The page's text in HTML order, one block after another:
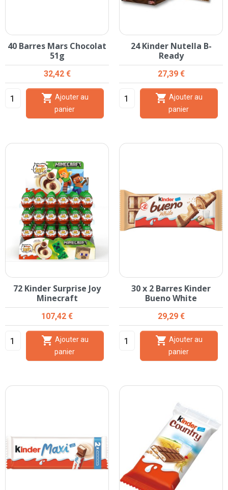
40 Barres Mars Chocolat
51g
Prix
32,42 €

panier
24 Kinder Nutella B-
Ready
Prix
27,39 €

panier
72 Kinder Surprise Joy
Minecraft
Prix
107,42 €

panier
30 x 2 Barres Kinder
Bueno White
Prix
29,29 €

panier